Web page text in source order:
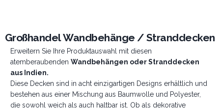
Großhandel Wandbehänge / Stranddecken
Erweitern Sie Ihre Produktauswahl mit diesen
atemberaubenden Wandbehängen oder Stranddecken
aus Indien.
Diese Decken sind in acht einzigartigen Designs erhältlich und
bestehen aus einer Mischung aus Baumwolle und Polyester,
die sowohl weich als auch haltbar ist. Ob als dekorative